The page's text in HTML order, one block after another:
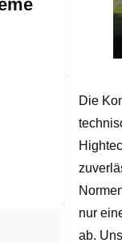
of
1
Die
nur
ab.